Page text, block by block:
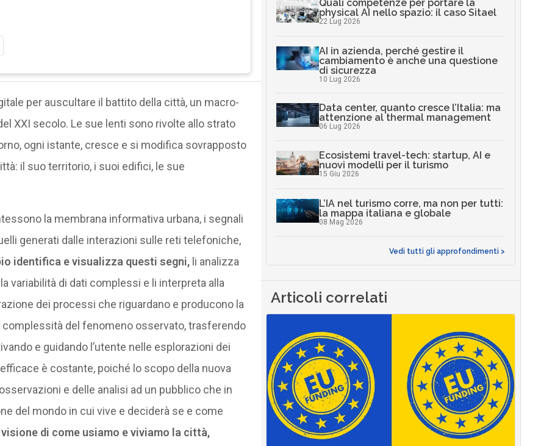
per auscultare il battito della città, un macro-
XXI secolo. Le sue lenti sono rivolte allo strato
ogni istante, cresce e si modifica sovrapposto
il suo territorio, i suoi edifici, le sue
la membrana informativa urbana, i segnali
generati dalle interazioni sulle reti telefoniche,
identifica e visualizza questi segni,li analizza
variabilità di dati complessi e li interpreta alla
dei processi che riguardano e producono la
complessità del fenomeno osservato, trasferendo
e guidando l’utente nelle esplorazioni dei
è costante, poiché lo scopo della nuova
e delle analisi ad un pubblico che in
del mondo in cui vive e deciderà se e come
di come usiamo e viviamo la città,
Quali competenze per portare la
physical AI nello spazio: il caso Sitael
22 Lug 2026
AI in azienda, perché gestire il
cambiamento è anche una questione
di sicurezza
10 Lug 2026
Data center, quanto cresce l’Italia: ma
attenzione al thermal management
06 Lug 2026
Ecosistemi travel-tech: startup, AI e
nuovi modelli per il turismo
15 Giu 2026
L’IA nel turismo corre, ma non per tutti:
la mappa italiana e globale
08 Mag 2026
Vedi tutti gli approfondimenti >
Articoli correlati